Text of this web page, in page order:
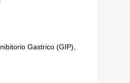
Gastrico (GIP),